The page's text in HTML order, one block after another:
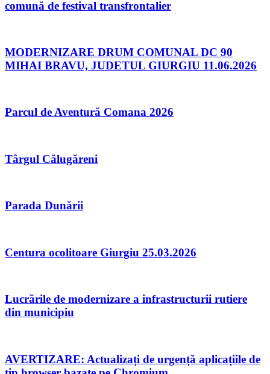
comună de festival transfrontalier
MODERNIZARE DRUM COMUNAL DC 90
MIHAI BRAVU, JUDETUL GIURGIU 11.06.2026
Parcul de Aventură Comana 2026
Târgul Călugăreni
Parada Dunării
Centura ocolitoare Giurgiu 25.03.2026
Lucrările de modernizare a infrastructurii rutiere
din municipiu
AVERTIZARE: Actualizați de urgență aplicațiile de